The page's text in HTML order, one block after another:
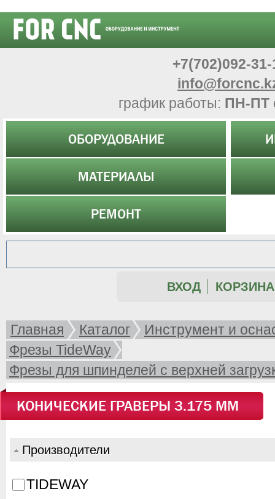
+7(702)092-31-
график работы: ПН-ПТ
ОБОРУДОВАНИЕ
МАТЕРИАЛЫ
РЕМОНТ
ВХОД КОРЗИНА
Главная Каталог
Инструмент и
Фрезы TideWay
Фрезы для шпинделей с верхней
Umarq Gem-RX5 и пр.)
КОНИЧЕСКИЕ ГРАВЕРЫ 3.175 ММ
Производители
TIDEWAY